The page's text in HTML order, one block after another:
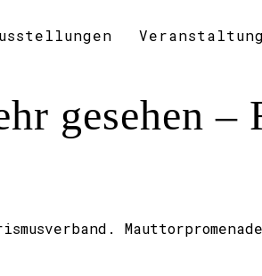
gesehen –
Mauttorpromenade